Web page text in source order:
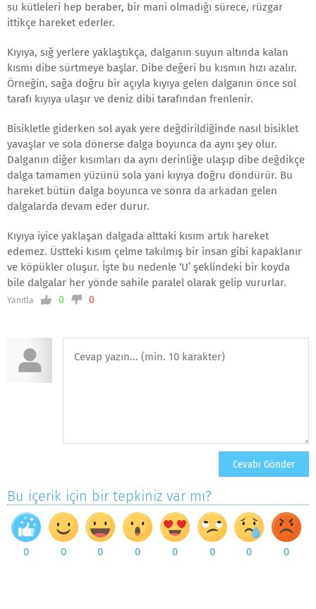
su kütleleri hep beraber, bir mani olmadığı sürece, rüzgar
ittikçe hareket ederler.
Kıyıya, sığ yerlere yaklaştıkça, dalganın suyun altında kalan
kısmı dibe sürtmeye başlar. Dibe değeri bu kısmın hızı azalır.
Örneğin, sağa doğru bir açıyla kıyıya gelen dalganın önce sol
tarafı kıyıya ulaşır ve deniz dibi tarafından frenlenir.
Bisikletle giderken sol ayak yere değdirildiğinde nasıl bisiklet
yavaşlar ve sola dönerse dalga boyunca da aynı şey olur.
Dalganın diğer kısımları da aynı derinliğe ulaşıp dibe değdikçe
dalga tamamen yüzünü sola yani kıyıya doğru döndürür. Bu
hareket bütün dalga boyunca ve sonra da arkadan gelen
dalgalarda devam eder durur.
Kıyıya iyice yaklaşan dalgada alttaki kısım artık hareket
edemez. Üstteki kısım çelme takılmış bir insan gibi kapaklanır
ve köpükler oluşur. İşte bu nedenle ‘U’ şeklindeki bir koyda
bile dalgalar her yönde sahile paralel olarak gelip vururlar.
Yanıtla 0 0
Bu içerik için bir tepkiniz var mı?
0 0 0 0 0 0 0 0